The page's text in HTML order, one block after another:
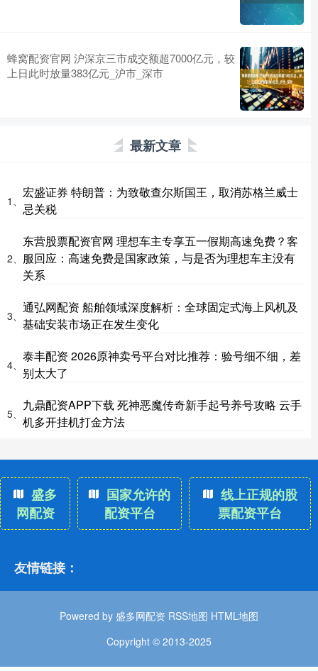
蜂窝配资官网 沪深京三市成交额超7000亿元，较
上日此时放量383亿元_沪市_深市
最新文章
1、
宏盛证券 特朗普：为致敬查尔斯国王，取消苏格兰威士
忌关税
2、
东营股票配资官网 理想车主专享五一假期高速免费？客
服回应：高速免费是国家政策，与是否为理想车主没有
关系
3、
通弘网配资 船舶领域深度解析：全球固定式海上风机及
基础安装市场正在发生变化
4、
泰丰配资 2026原神卖号平台对比推荐：验号细不细，差
别太大了
5、
九鼎配资APP下载 死神恶魔传奇新手起号养号攻略 云手
机多开挂机打金方法
盛多
网配资
国家允许的
配资平台
线上正规的股
票配资平台
友情链接：
Powered by 盛多网配资 RSS地图 HTML地图
Copyright © 2013-2025